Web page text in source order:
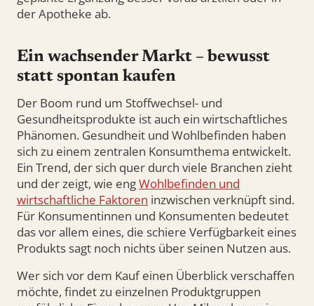
der Apotheke ab.
Ein wachsender Markt – bewusst
statt spontan kaufen
Der Boom rund um Stoffwechsel- und
Gesundheitsprodukte ist auch ein wirtschaftliches
Phänomen. Gesundheit und Wohlbefinden haben
sich zu einem zentralen Konsumthema entwickelt.
Ein Trend, der sich quer durch viele Branchen zieht
und der zeigt, wie engWohlbefinden und
wirtschaftliche Faktoren inzwischen verknüpft sind.
Für Konsumentinnen und Konsumenten bedeutet
das vor allem eines, die schiere Verfügbarkeit eines
Produkts sagt noch nichts über seinen Nutzen aus.
Wer sich vor dem Kauf einen Überblick verschaffen
möchte, findet zu einzelnen Produktgruppen